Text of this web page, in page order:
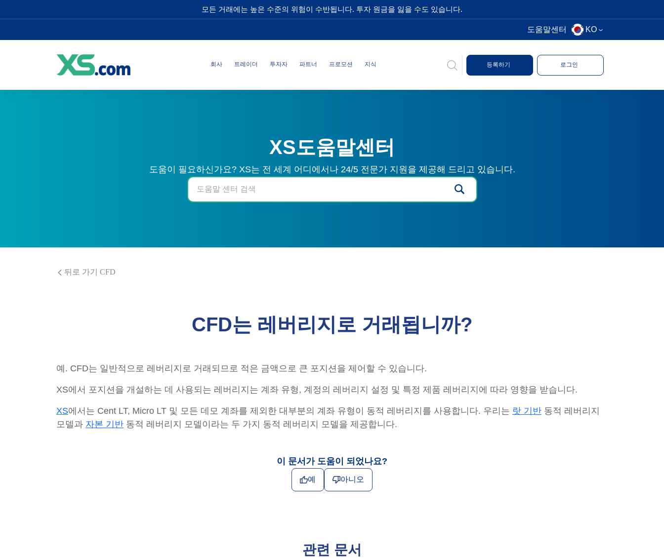
모든 거래에는 높은 수준의 위험이 수반됩니다. 투자 원금을 잃을 수도 있습니다.
도움말센터 KO
회사 트레이더 투자자 파트너 프로모션 지식 등록하기 로그인
XS도움말센터
도움이 필요하신가요? XS는 전 세계 어디에서나 24/5 전문가 지원을 제공해 드리고 있습니다.
뒤로 가기 CFD
CFD는 레버리지로 거래됩니까?
예. CFD는 일반적으로 레버리지로 거래되므로 적은 금액으로 큰 포지션을 제어할 수 있습니다.
XS에서 포지션을 개설하는 데 사용되는 레버리지는 계좌 유형, 계정의 레버리지 설정 및 특정 제품 레버리지에 따라 영향을 받습니다.
XS에서는 Cent LT, Micro LT 및 모든 데모 계좌를 제외한 대부분의 계좌 유형이 동적 레버리지를 사용합니다. 우리는 랏 기반 동적 레버리지
모델과 자본 기반 동적 레버리지 모델이라는 두 가지 동적 레버리지 모델을 제공합니다.
이 문서가 도움이 되었나요?
예 아니오
관련 문서